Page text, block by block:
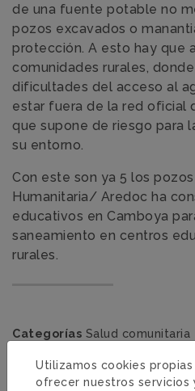
de una fuente potable no
pozos excavados o
protección. A esto hay que
comunidades rurales,
dificultades del acceso al
estar fuera de la red oficial
que supone de riesgo para
su entorno.
Con este son ya 5 los
Humanitaria/ Aredoc ha
educativos en Camboya
saneamiento en centros
rurales.
Categorías Salud comunitaria
Utilizamos cookies
ofrecer nuestros servicios